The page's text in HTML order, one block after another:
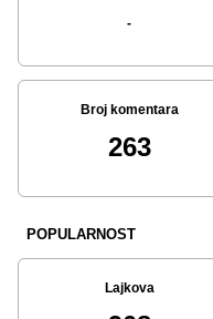
-
Broj komentara
263
POPULARNOST
Lajkova